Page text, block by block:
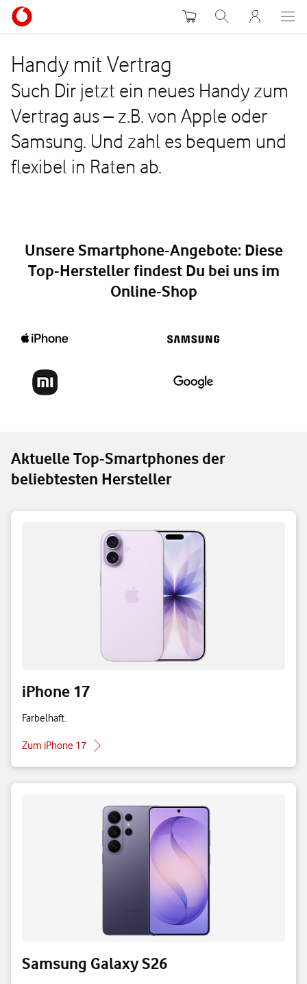
WarenkorbSuche MeinVodafone
Handy mit Vertrag
Such Dir jetzt ein neues Handy zum
Vertrag aus – z.B. von Apple oder
Samsung. Und zahl es bequem und
flexibel in Raten ab.
Unsere Smartphone-Angebote: Diese
Top-Hersteller findest Du bei uns im
Online-Shop
Aktuelle Top-Smartphones der
beliebtesten Hersteller
iPhone 17
Farbelhaft.
Zum iPhone 17
Samsung Galaxy S26